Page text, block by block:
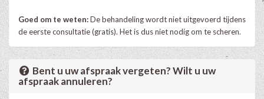
Goed om te weten:De behandeling wordt niet uitgevoerd tijdens
de eerste consultatie (gratis). Het is dus niet nodig om te scheren.
Bent u uw afspraak vergeten? Wilt u uw
afspraak annuleren?